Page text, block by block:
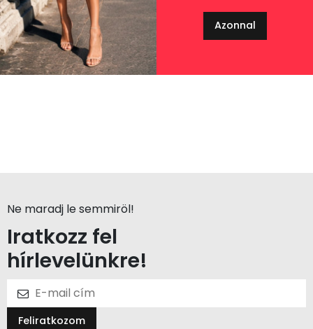
Azonnal
Ne maradj le semmiröl!
Iratkozz fel
hírlevelünkre!
Feliratkozom